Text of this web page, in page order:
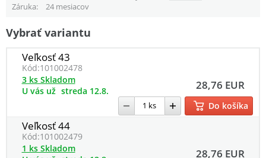
Záruka
24 mesiacov
Vybrať variantu
Veľkosť 43
Kód:101002478
28,76 EUR
3 ks Skladom
U vás už streda 12.8.
Do košíka
Veľkosť 44
Kód:101002479
28,76 EUR
1 ks Skladom